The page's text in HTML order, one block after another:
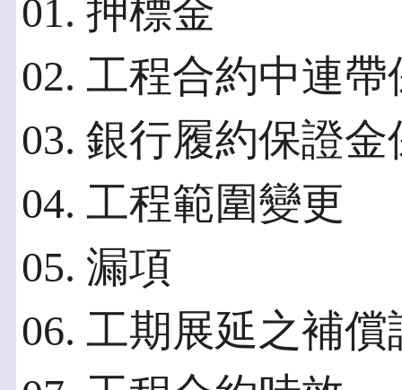
01. 押標金
02. 工程合約中連
03. 銀行履約保證金
04. 工程範圍變更
05. 漏項
06. 工期展延之補償